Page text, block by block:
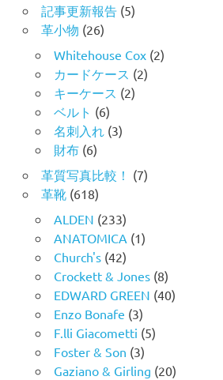
記事更新報告(5)
革小物 (26)
Whitehouse Cox(2)
カードケース (2)
キーケース (2)
ベルト (6)
名刺入れ (3)
財布(6)
革質写真比較！ (7)
革靴(618)
ALDEN (233)
ANATOMICA (1)
Church's(42)
Crockett & Jones(8)
EDWARD GREEN (40)
Enzo Bonafe (3)
F.lli Giacometti (5)
Foster & Son (3)
Gaziano & Girling (20)